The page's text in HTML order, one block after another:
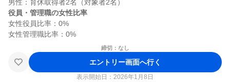
役員・管理職の女性比率
女性役員比率：0%
締切：なし
エントリー画面へ行く
表示開始日：2026年1月8日